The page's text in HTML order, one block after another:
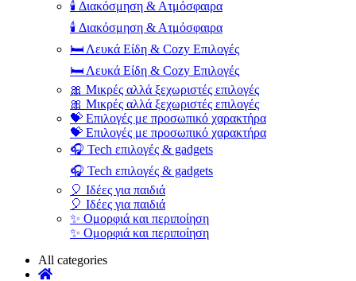
🕯️ Διακόσμηση & Ατμόσφαιρα
🕯️ Διακόσμηση & Ατμόσφαιρα
🛏️ Λευκά Είδη & Cozy Επιλογές
🛏️ Λευκά Είδη & Cozy Επιλογές
🎀 Μικρές αλλά ξεχωριστές επιλογές
🎀 Μικρές αλλά ξεχωριστές επιλογές
💝 Επιλογές με προσωπικό χαρακτήρα
💝 Επιλογές με προσωπικό χαρακτήρα
🎧 Tech επιλογές & gadgets
🎧 Tech επιλογές & gadgets
🎈 Ιδέες για παιδιά
🎈 Ιδέες για παιδιά
✨ Ομορφιά και περιποίηση
✨ Ομορφιά και περιποίηση
All categories